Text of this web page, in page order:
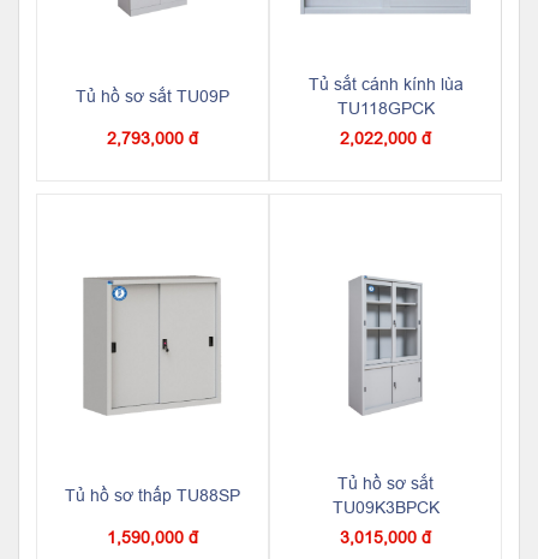
Tủ hồ sơ sắt TU09P
2,793,000 đ
Tủ sắt cánh kính lùa
TU118GPCK
2,022,000 đ
Tủ hồ sơ thấp TU88SP
1,590,000 đ
Tủ hồ sơ sắt
TU09K3BPCK
3,015,000 đ